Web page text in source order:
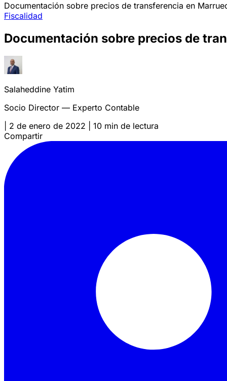
Documentación sobre precios de transferencia en
Fiscalidad
Documentación sobre precios de
Salaheddine Yatim
Socio Director — Experto Contable
2 de enero de 2022
10 min de lectura
Compartir